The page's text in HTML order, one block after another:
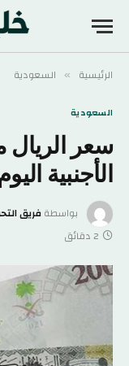
الرئيسية » السعودية
السعودية
سعر الريال
الأجنبية اليوم
بواسطةفريق
2 دقائق